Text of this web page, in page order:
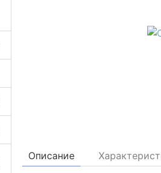
Описание